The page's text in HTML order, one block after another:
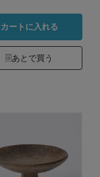
カートに入れる
あとで買う